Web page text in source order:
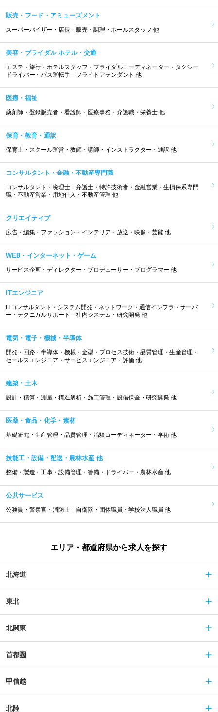
販売・フード・アミューズメント
スーパーバイザー・店長・販売・調理・ホールスタッフ 他
美容・ブライダル ホテル・交通
エステ・旅行・ホテルスタッフ・ブライダルコーディネーター・タクシー
ドライバー・バス運転手・フライトアテンダント 他
医療・福祉
薬剤師・登録販売者・看護師・医療事務・介護職・栄養士 他
保育・教育・通訳
保育士・スクール運営・教師・講師・インストラクター・通訳 他
コンサルタント・金融・不動産専門職
コンサルタント・税理士・弁護士・特許技術者・金融営業・生損保系専門
職・不動産営業・用地仕入・不動産管理 他
クリエイティブ
広告・編集・ファッション・インテリア・放送・映像・芸能 他
WEB・インターネット・ゲーム
サービス企画・ディレクター・プロデューサー・プログラマー 他
ITエンジニア
ITコンサルタント・システム開発・ネットワーク・通信インフラ・サーバ
ー・テクニカルサポート・社内システム・研究開発 他
電気・電子・機械・半導体
開発・回路・半導体・機械・金型・プロセス技術・品質管理・生産管理・
セールスエンジニア・サービスエンジニア・評価 他
建築・土木
設計・積算・測量・構造解析・施工管理・設備保全・研究開発 他
医薬・食品・化学・素材
基礎研究・生産管理・品質管理・治験コーディネーター・学術 他
技能工・設備・配送・農林水産 他
整備・製造・工事・設備管理・警備・ドライバー・農林水産 他
公共サービス
公務員・警察官・消防士・自衛隊・団体職員・学校法人職員 他
エリア・都道府県から求人を探す
北海道
東北
北関東
首都圏
甲信越
北陸